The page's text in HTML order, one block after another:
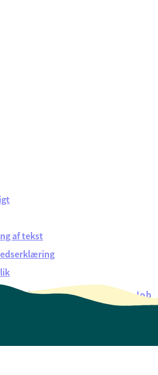
af tekst
Oversigt over selvbetjeningJob